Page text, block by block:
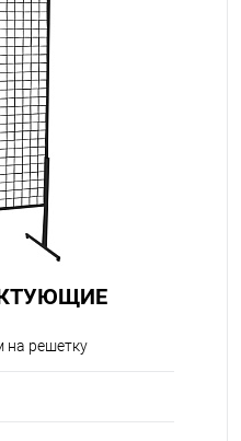
на решетку